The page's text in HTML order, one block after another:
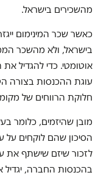
מהשכירים בישראל.
כאשר שכר המינימום
בישראל, ולא מהשכר
אוטומטי. כדי להגדיל
עוגת ההכנסות בצורה
חלוקת הרווחים של
מובן שהיזמים, כלומר
הסיכון שהם לוקחים על
לזכור שיזם שישתף את
בהכנסות החברה, יגדיל